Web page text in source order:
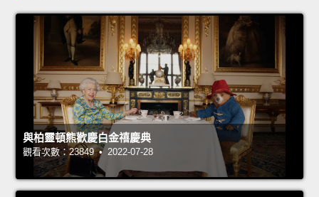
與柏靈頓熊歡慶白金禧慶典
觀看次數：23849 • 2022-07-28